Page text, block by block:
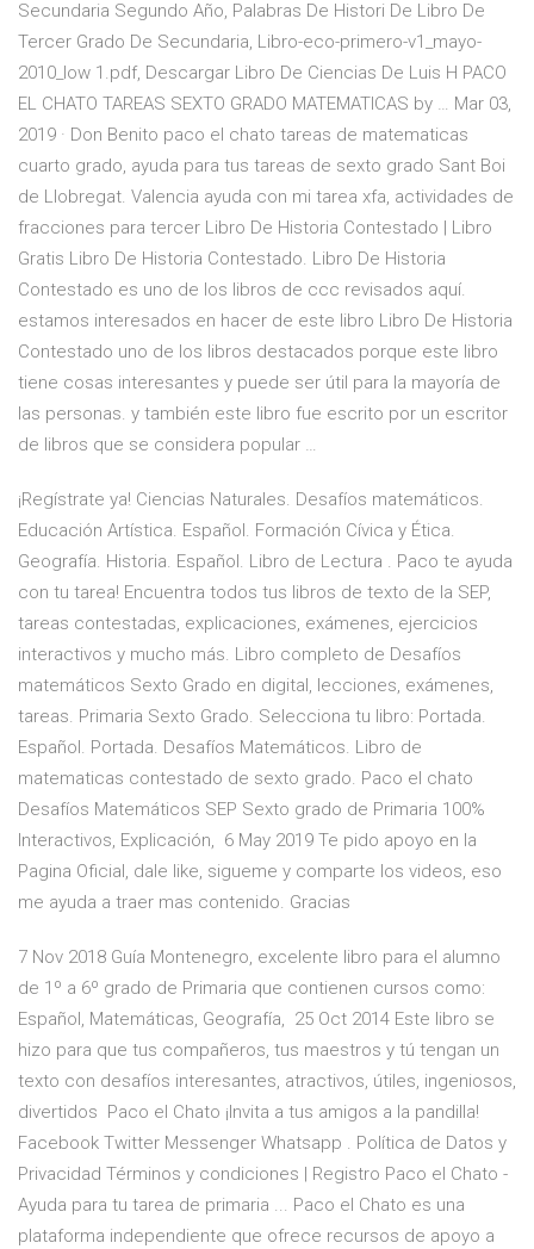
Secundaria Segundo Año, Palabras De Histori De Libro De
Tercer Grado De Secundaria, Libro-eco-primero-v1_mayo-
2010_low 1.pdf, Descargar Libro De Ciencias De Luis H PACO
EL CHATO TAREAS SEXTO GRADO MATEMATICAS by … Mar 03,
2019 · Don Benito paco el chato tareas de matematicas
cuarto grado, ayuda para tus tareas de sexto grado Sant Boi
de Llobregat. Valencia ayuda con mi tarea xfa, actividades de
fracciones para tercer Libro De Historia Contestado | Libro
Gratis Libro De Historia Contestado. Libro De Historia
Contestado es uno de los libros de ccc revisados aquí.
estamos interesados en hacer de este libro Libro De Historia
Contestado uno de los libros destacados porque este libro
tiene cosas interesantes y puede ser útil para la mayoría de
las personas. y también este libro fue escrito por un escritor
de libros que se considera popular …
¡Regístrate ya! Ciencias Naturales. Desafíos matemáticos.
Educación Artística. Español. Formación Cívica y Ética.
Geografía. Historia. Español. Libro de Lectura . Paco te ayuda
con tu tarea! Encuentra todos tus libros de texto de la SEP,
tareas contestadas, explicaciones, exámenes, ejercicios
interactivos y mucho más. Libro completo de Desafíos
matemáticos Sexto Grado en digital, lecciones, exámenes,
tareas. Primaria Sexto Grado. Selecciona tu libro: Portada.
Español. Portada. Desafíos Matemáticos. Libro de
matematicas contestado de sexto grado. Paco el chato
Desafíos Matemáticos SEP Sexto grado de Primaria 100%
Interactivos, Explicación, 6 May 2019 Te pido apoyo en la
Pagina Oficial, dale like, sigueme y comparte los videos, eso
me ayuda a traer mas contenido. Gracias
7 Nov 2018 Guía Montenegro, excelente libro para el alumno
de 1º a 6º grado de Primaria que contienen cursos como:
Español, Matemáticas, Geografía, 25 Oct 2014 Este libro se
hizo para que tus compañeros, tus maestros y tú tengan un
texto con desafíos interesantes, atractivos, útiles, ingeniosos,
divertidos Paco el Chato ¡Invita a tus amigos a la pandilla!
Facebook Twitter Messenger Whatsapp . Política de Datos y
Privacidad Términos y condiciones | Registro Paco el Chato -
Ayuda para tu tarea de primaria ... Paco el Chato es una
plataforma independiente que ofrece recursos de apoyo a